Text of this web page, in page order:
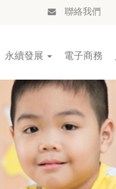
聯絡我們
永續發展 電子商務